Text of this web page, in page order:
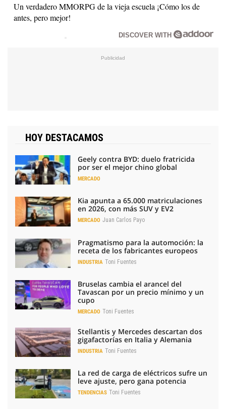
Un verdadero MMORPG de la vieja escuela ¡Cómo los de
antes, pero mejor!
DISCOVER WITH
HOY DESTACAMOS
Geely contra BYD: duelo fratricida
por ser el mejor chino global
MERCADO
Kia apunta a 65.000 matriculaciones
en 2026, con más SUV y EV2
MERCADO Juan Carlos Payo
Pragmatismo para la automoción: la
receta de los fabricantes europeos
INDUSTRIA Toni Fuentes
Bruselas cambia el arancel del
Tavascan por un precio mínimo y un
cupo
MERCADO Toni Fuentes
Stellantis y Mercedes descartan dos
gigafactorías en Italia y Alemania
INDUSTRIA Toni Fuentes
La red de carga de eléctricos sufre un
leve ajuste, pero gana potencia
TENDENCIAS Toni Fuentes